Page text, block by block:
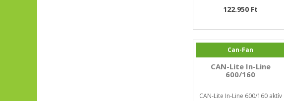
122.950 Ft
Can-Fan
CAN-Lite In-Line
600/160
CAN-Lite In-Line 600/160 aktív